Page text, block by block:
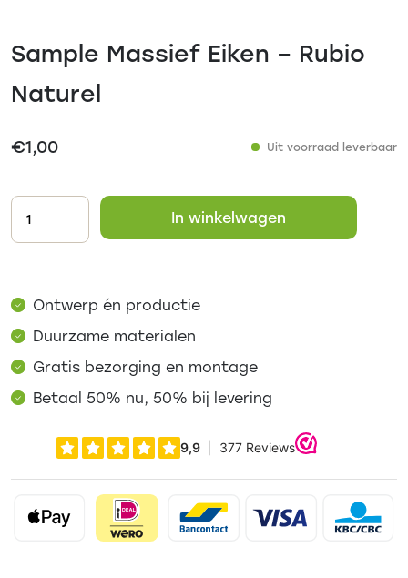
Sample Massief Eiken – Rubio
Naturel
€1,00 Uit voorraad leverbaar
In winkelwagen
Ontwerp én productie
Duurzame materialen
Gratis bezorging en montage
Betaal 50% nu, 50% bij levering